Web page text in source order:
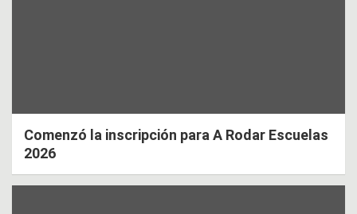
Comenzó la inscripción para A Rodar Escuelas
2026